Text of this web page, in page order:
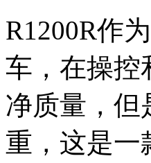
R1200R作
车，在操控
净质量，但
重，这是一